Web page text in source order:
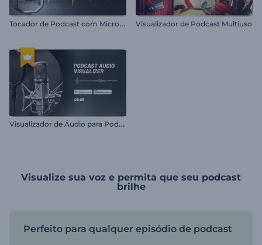
T
ocador de Podcast com Microfone Visualizador de Podcast Multiuso
V
isualizador de Áudio para Podcast
Visualize sua voz e permita que seu podcast
brilhe
Perfeito para qualquer episódio de podcast